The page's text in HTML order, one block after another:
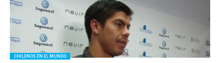
CHILENOS EN EL MUNDO